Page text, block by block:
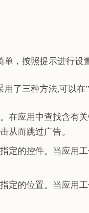
单，按照提示进行设
用了三种方法,可以在
在应用中查找含有
从而跳过广告。
定的控件。当应用
定的位置。当应用